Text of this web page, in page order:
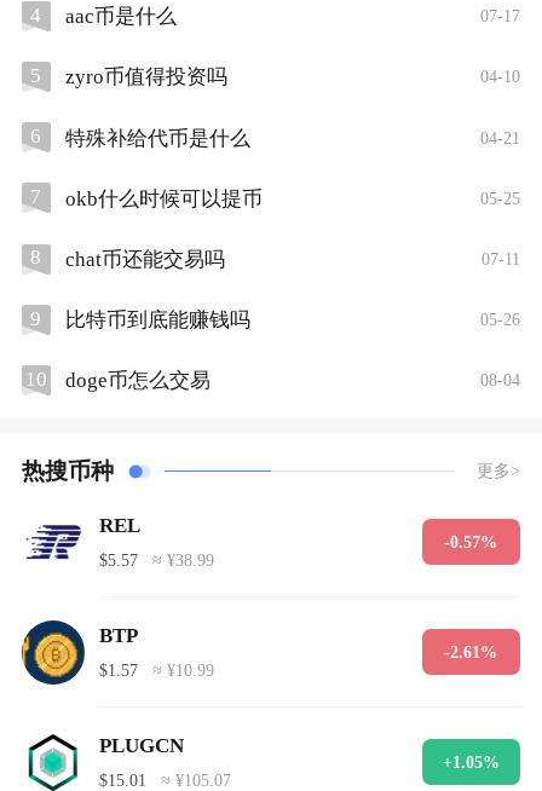
4 aac币是什么 07-17
5 zyro币值得投资吗 04-10
6 特殊补给代币是什么 04-21
7 okb什么时候可以提币 05-25
8 chat币还能交易吗 07-11
9 比特币到底能赚钱吗 05-26
10 doge币怎么交易 08-04
热搜币种 更多>
REL
$5.57 ≈ ¥38.99
-0.57%
BTP
$1.57 ≈ ¥10.99
-2.61%
PLUGCN
$15.01 ≈ ¥105.07
+1.05%